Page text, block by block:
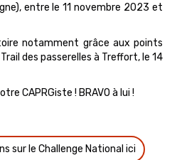
entre le 11 novembre 2023 et
notamment grâce aux points
des passerelles à Treffort, le 14
CAPRGiste ! BRAVO à lui !
sur le Challenge National ici